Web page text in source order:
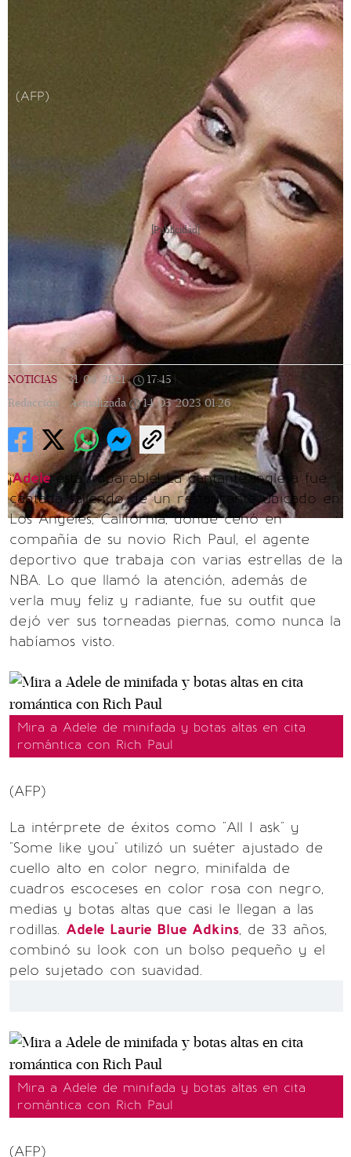
(AFP)
[Publicidad]
NOTICIAS | 31/08/2021 | 17:45
Redacción |
Actualizada 14/05/2023 01:26
¡Adeleestá imparable! La cantante inglesa fue
captada saliendo de un restaurante ubicado en
Los Ángeles, California, donde cenó en
compañía de su novio Rich Paul, el agente
deportivo que trabaja con varias estrellas de la
NBA. Lo que llamó la atención, además de
verla muy feliz y radiante, fue su outfit que
dejó ver sus torneadas piernas, como nunca la
habíamos visto.
Mira a Adele de minifada y botas altas en cita
romántica con Rich Paul
(AFP)
La intérprete de éxitos como "All I ask" y
"Some like you" utilizó un suéter ajustado de
cuello alto en color negro, minifalda de
cuadros escoceses en color rosa con negro,
medias y botas altas que casi le llegan a las
rodillas. Adele Laurie Blue Adkins, de 33 años,
combinó su look con un bolso pequeño y el
pelo sujetado con suavidad.
Mira a Adele de minifada y botas altas en cita
romántica con Rich Paul
(AFP)